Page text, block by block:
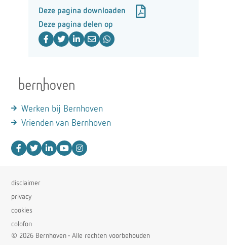
Deze pagina downloaden
Deze pagina delen op
Werken bij Bernhoven
Vrienden van Bernhoven
disclaimer
privacy
cookies
colofon
© 2026 Bernhoven - Alle rechten voorbehouden